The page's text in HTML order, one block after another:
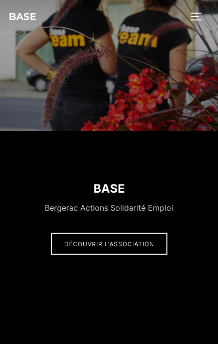
BASE
BASE
Bergerac Actions Solidarité Emploi
DÉCOUVRIR L'ASSOCIATION